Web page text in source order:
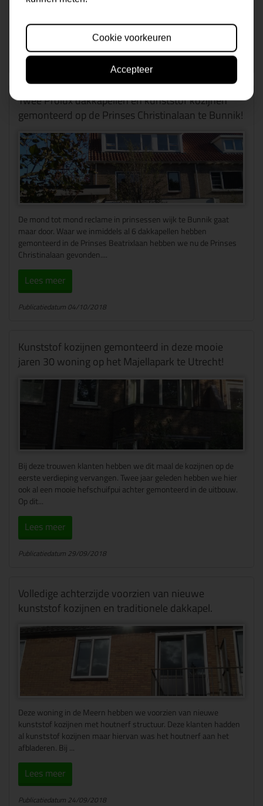
Publicatiedatum 18/10/2018
Twee Prolux dakkapellen en kunststof kozijnen
gemonteerd op de Prinses Christinalaan te Bunnik!
De mond tot mond reclame in prinsessen wijk te Bunnik gaat
maar door. Waar we inmiddels al 6 dakkapellen hebben
gemonteerd in de Prinses Beatrixlaan hebben we nu de Prinses
Christinalaan gevonden....
Lees meer
Publicatiedatum 04/10/2018
Kunststof kozijnen gemonteerd in deze mooie
jaren 30 woning op het Majellapark te Utrecht!
Bij deze trouwen klanten hebben we dit maal de kozijnen op de
eerste verdieping vervangen. Twee jaar geleden hebben we hier
ook al een mooie hefschuifpui achter gemonteerd in de uitbouw.
Op dit...
Lees meer
Publicatiedatum 29/09/2018
Volledige achterzijde voorzien van nieuwe
kunststof kozijnen en traditionele dakkapel.
Deze woning in de Meern hebben we voorzien van nieuwe
kunststof kozijnen met houtnerf structuur. Deze klanten hadden
al kunststof kozijnen maar hiervan was het houtnerf aan het
afbladeren. Bij ...
Lees meer
Publicatiedatum 24/09/2018
Cookie voorkeuren
Accepteer